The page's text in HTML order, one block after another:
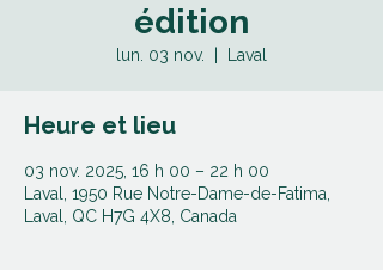
édition
lun. 03 nov. Laval
Heure et lieu
03 nov. 2025, 16 h 00 – 22 h 00
Laval, 1950 Rue Notre-Dame-de-Fatima,
Laval, QC H7G 4X8, Canada